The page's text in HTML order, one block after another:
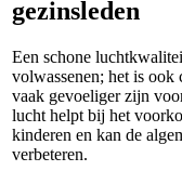
gezinsleden
Een schone
volwassenen; het is ook
vaak gevoeliger zijn
lucht helpt bij het
kinderen en kan de
verbeteren.